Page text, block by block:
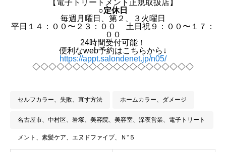
【電子トリートメント正規取扱店】
○定休日
毎週月曜日、第２、３火曜日
平日１４：００〜２３：００ 土日祝９：００〜１７：
００
24時間受付可能！
便利なweb予約はこちらから↓
https://appt.salondenet.jp/n05/
◇◇◇◇◇◇◇◇◇◇◇◇◇◇◇◇◇◇◇◇
セルフカラー、失敗、直す方法 ホームカラー、ダメージ
名古屋市、中村区、岩塚、美容院、美容室、深夜営業、電子トリート
メント、素髪ケア、エヌドファイブ、Ｎ°５